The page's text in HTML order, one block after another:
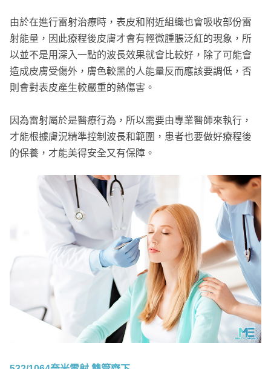
由於在進行雷射治療時，表皮和附近組織也會吸收部份雷
射能量，因此療程後皮膚才會有輕微腫脹泛紅的現象，所
以並不是用深入一點的波長效果就會比較好，除了可能會
造成皮膚受傷外，膚色較黑的人能量反而應該要調低，否
則會對表皮產生較嚴重的熱傷害。
因為雷射屬於是醫療行為，所以需要由專業醫師來執行，
才能根據膚況精準控制波長和範圍，患者也要做好療程後
的保養，才能美得安全又有保障。